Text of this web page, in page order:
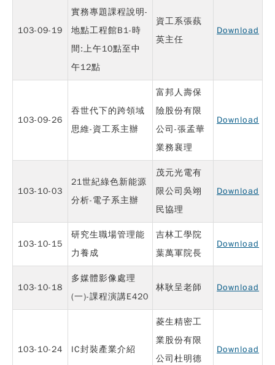
103-09-19
實務專題課程說明-
地點工程館B1-時
間:上午10點至中
午12點
資工系張蓺
英主任
Download
103-09-26
吞世代下的跨領域
思維-資工系主辦
富邦人壽保
險股份有限
公司-張孟華
業務襄理
Download
103-10-03
21世紀綠色新能源
分析-電子系主辦
茂元光電有
限公司吳翊
民協理
Download
103-10-15
研究生職場管理能
力養成
吉林工學院
葉萬軍院長
Download
103-10-18
多媒體影像處理
(一)-課程演講E420
林耿呈老師 Download
103-10-24 IC封裝產業介紹
菱生精密工
業股份有限
公司杜明德
Download